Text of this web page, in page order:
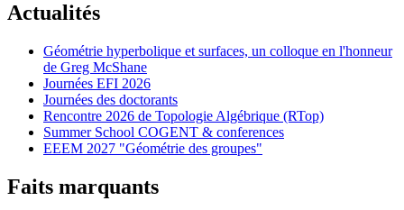
Actualités
Géométrie hyperbolique et surfaces, un colloque en l'honneur
de Greg McShane
Journées EFI 2026
Journées des doctorants
Rencontre 2026 de Topologie Algébrique (RTop)
Summer School COGENT & conferences
EEEM 2027 "Géométrie des groupes"
Faits marquants